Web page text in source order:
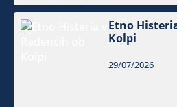
Etno
Kolpi
29/07/2026